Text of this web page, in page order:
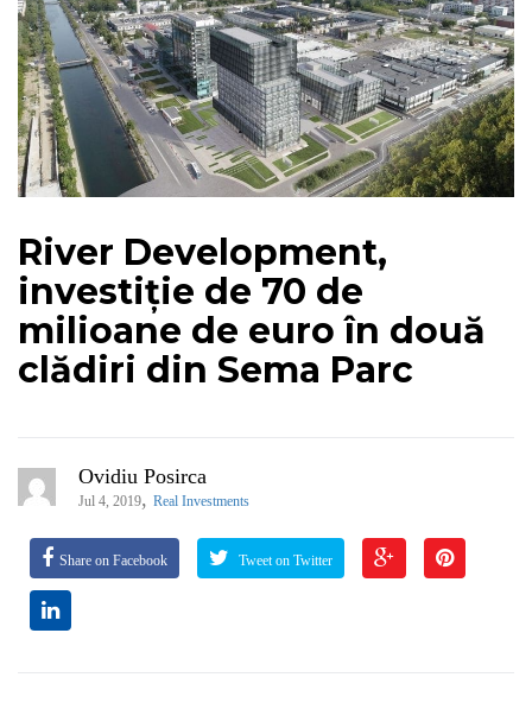
River Development,
investiție de 70 de
milioane de euro în două
clădiri din Sema Parc
Ovidiu Posirca
Jul 4, 2019, Real Investments
Share on Facebook Tweet on Twitter